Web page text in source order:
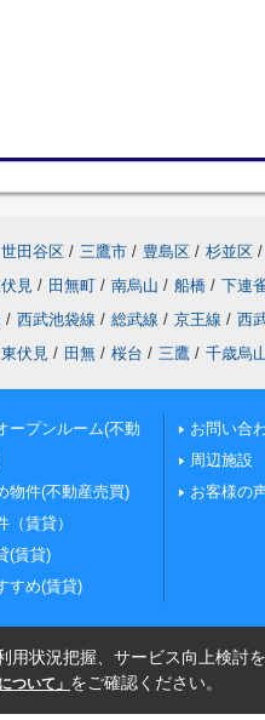
世田谷区 / 三鷹市 / 豊島区 / 杉並区 /
見 / 田無町 / 南烏山 / 船橋 / 下連
/ 西武池袋線 / 総武線 / 京王線 / 西
東伏見 / 田無 / 桜台 / 三鷹 / 千歳烏
ープンルーム(不動
物件(不動産売買)
（賃貸）
(賃貸)
すめ(賃貸)
お問い合
周辺施設
お客様の
用状況把握、サービス向上検討
ついて」 をご確認ください。